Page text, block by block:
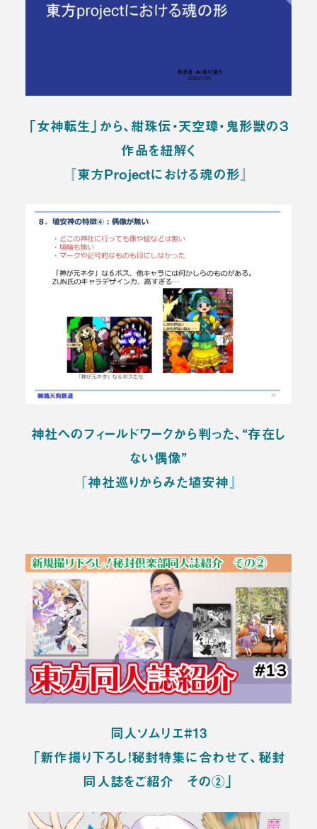
「女神転生」から、紺珠伝・天空璋・鬼形獣の３
作品を紐解く
『東方Projectにおける魂の形』
神社へのフィールドワークから判った、“存在し
ない偶像”
『神社巡りからみた埴安神』
同人ソムリエ#13
「新作撮り下ろし！秘封特集に合わせて、秘封
同人誌をご紹介 その②」